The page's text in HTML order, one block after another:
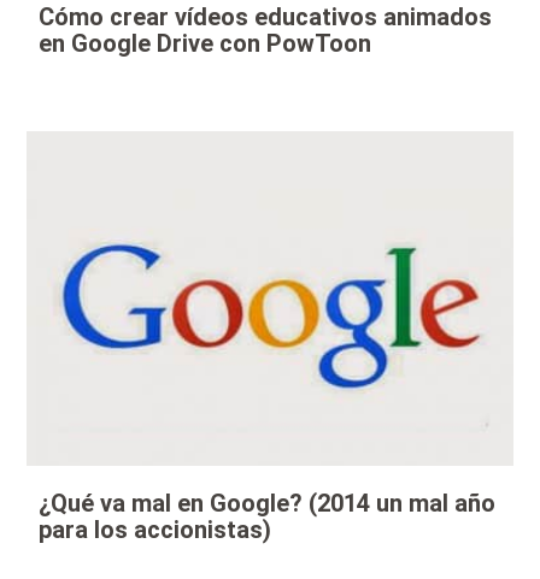
Cómo crear vídeos educativos animados
en Google Drive con PowToon
¿Qué va mal en Google? (2014 un mal año
para los accionistas)